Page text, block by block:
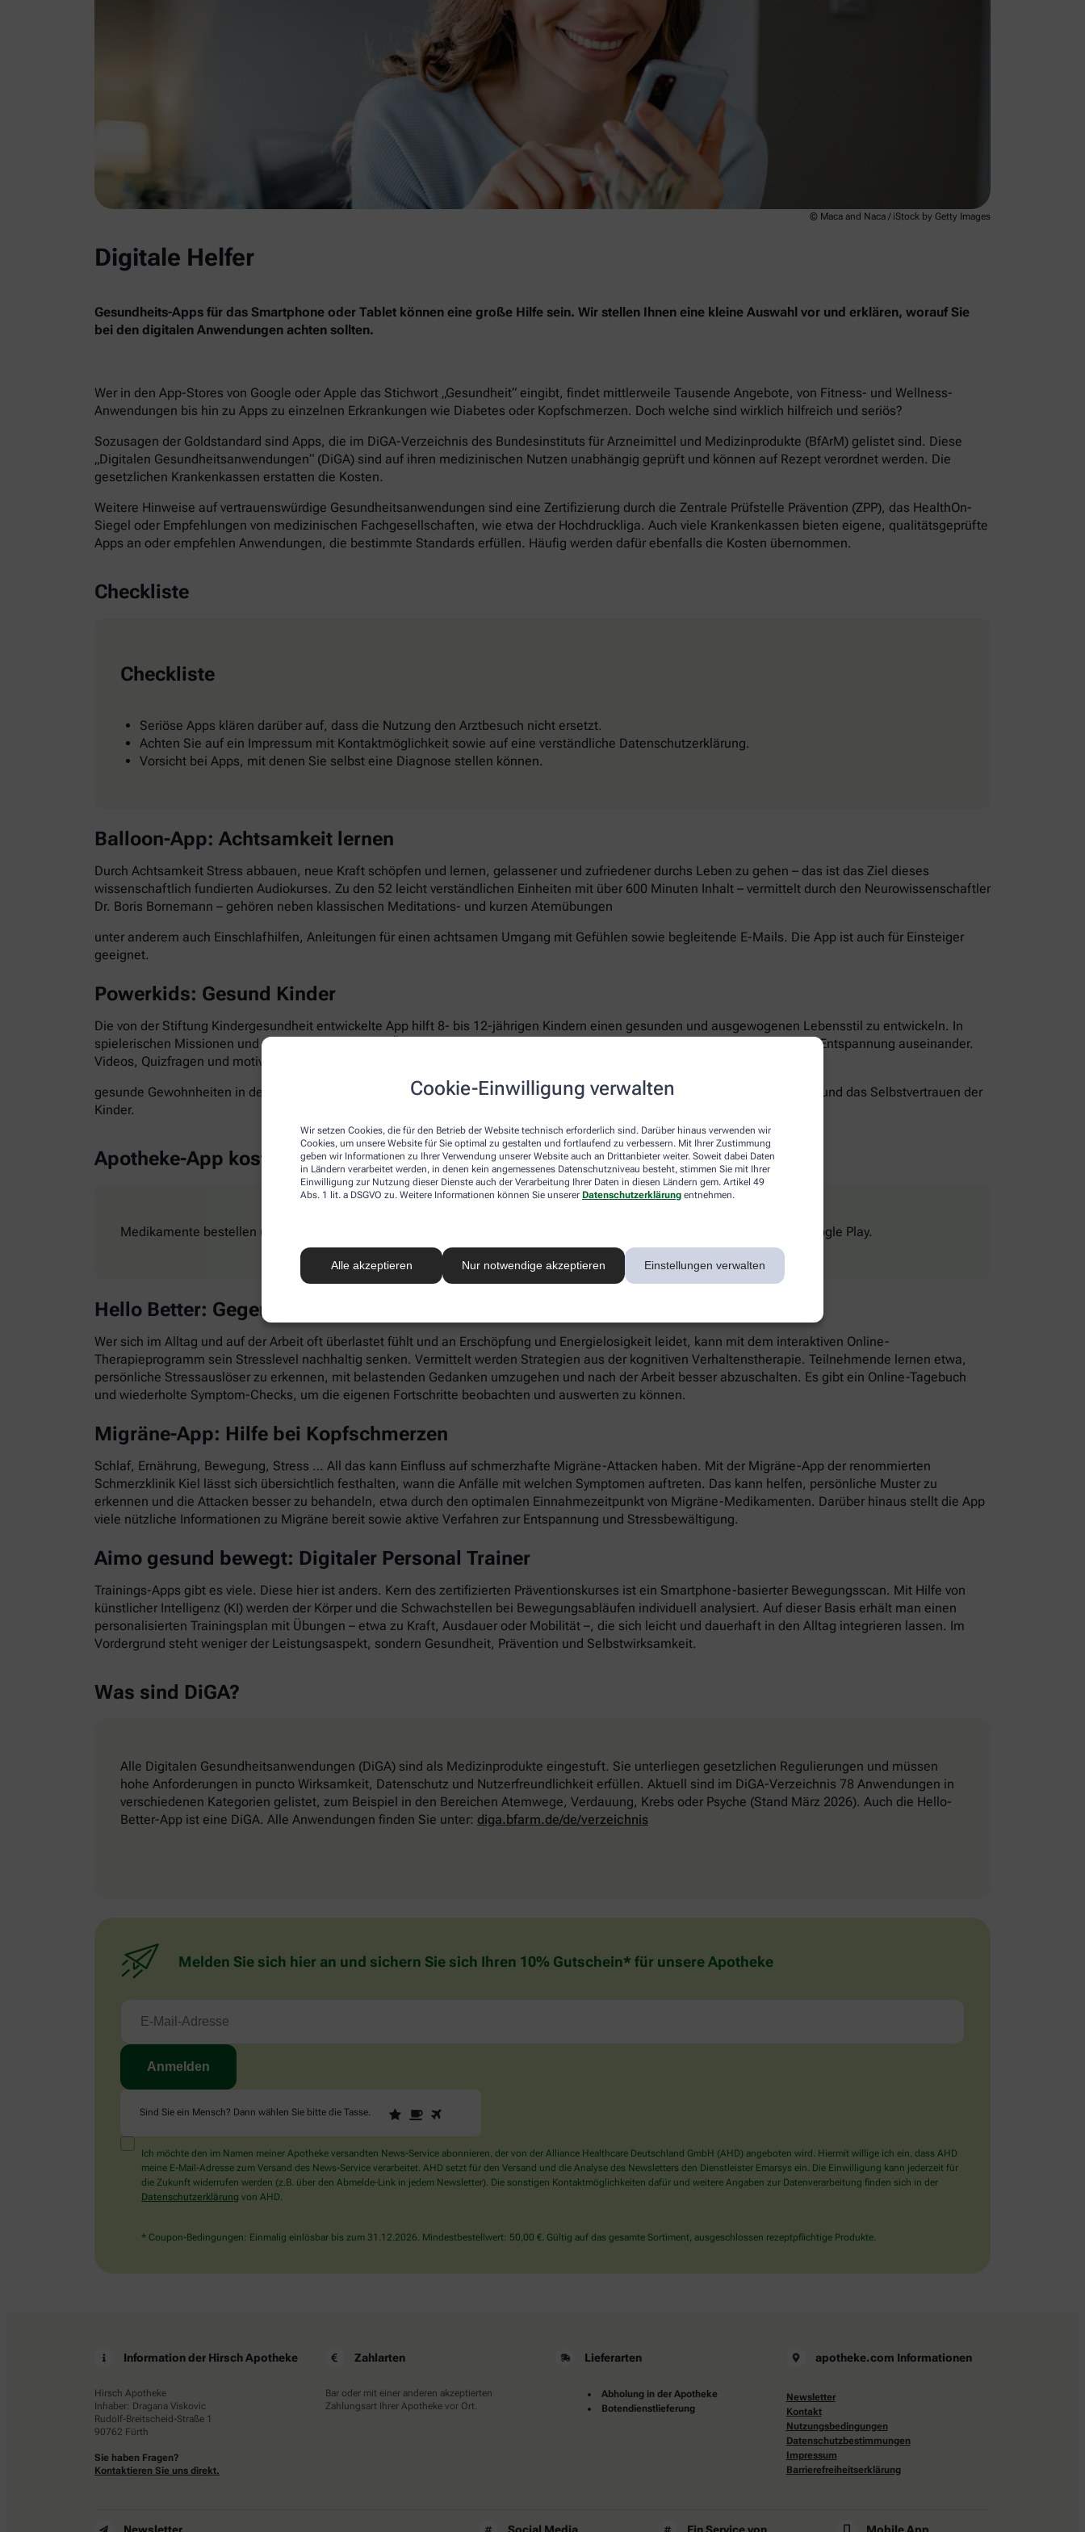
Cookie-Einwilligung verwalten
Wir setzen Cookies, die für den Betrieb der Website technisch erforderlich sind. Darüber hinaus verwenden wir
Cookies, um unsere Website für Sie optimal zu gestalten und fortlaufend zu verbessern. Mit Ihrer Zustimmung
geben wir Informationen zu Ihrer Verwendung unserer Website auch an Drittanbieter weiter. Soweit dabei Daten
in Ländern verarbeitet werden, in denen kein angemessenes Datenschutzniveau besteht, stimmen Sie mit Ihrer
Einwilligung zur Nutzung dieser Dienste auch der Verarbeitung Ihrer Daten in diesen Ländern gem. Artikel 49
Abs. 1 lit. a DSGVO zu. Weitere Informationen können Sie unserer Datenschutzerklärung entnehmen.
Alle akzeptieren Nur notwendige akzeptieren Einstellungen verwalten
© Maca and Naca / iStock by Getty Images
Digitale Helfer
Gesundheits-Apps für das Smartphone oder Tablet können eine große Hilfe sein. Wir stellen Ihnen eine kleine Auswahl vor und erklären, worauf Sie
bei den digitalen Anwendungen achten sollten.
Wer in den App-Stores von Google oder Apple das Stichwort „Gesundheit“ eingibt, findet mittlerweile Tausende Angebote, von Fitness- und Wellness-
Anwendungen bis hin zu Apps zu einzelnen Erkrankungen wie Diabetes oder Kopfschmerzen. Doch welche sind wirklich hilfreich und seriös?
Sozusagen der Goldstandard sind Apps, die im DiGA-Verzeichnis des Bundesinstituts für Arzneimittel und Medizinprodukte (BfArM) gelistet sind. Diese
„Digitalen Gesundheitsanwendungen“ (DiGA) sind auf ihren medizinischen Nutzen unabhängig geprüft und können auf Rezept verordnet werden. Die
gesetzlichen Krankenkassen erstatten die Kosten.
Weitere Hinweise auf vertrauenswürdige Gesundheitsanwendungen sind eine Zertifizierung durch die Zentrale Prüfstelle Prävention (ZPP), das HealthOn-
Siegel oder Empfehlungen von medizinischen Fachgesellschaften, wie etwa der Hochdruckliga. Auch viele Krankenkassen bieten eigene, qualitätsgeprüfte
Apps an oder empfehlen Anwendungen, die bestimmte Standards erfüllen. Häufig werden dafür ebenfalls die Kosten übernommen.
Checkliste
Checkliste
Seriöse Apps klären darüber auf, dass die Nutzung den Arztbesuch nicht ersetzt.
Achten Sie auf ein Impressum mit Kontaktmöglichkeit sowie auf eine verständliche Datenschutzerklärung.
Vorsicht bei Apps, mit denen Sie selbst eine Diagnose stellen können.
Balloon-App: Achtsamkeit lernen
Durch Achtsamkeit Stress abbauen, neue Kraft schöpfen und lernen, gelassener und zufriedener durchs Leben zu gehen – das ist das Ziel dieses
wissenschaftlich fundierten Audiokurses. Zu den 52 leicht verständlichen Einheiten mit über 600 Minuten Inhalt – vermittelt durch den Neurowissenschaftler
Dr. Boris Bornemann – gehören neben klassischen Meditations- und kurzen Atemübungen
unter anderem auch Einschlafhilfen, Anleitungen für einen achtsamen Umgang mit Gefühlen sowie begleitende E-Mails. Die App ist auch für Einsteiger
geeignet.
Powerkids: Gesund Kinder
Die von der Stiftung Kindergesundheit entwickelte App hilft 8- bis 12-jährigen Kindern einen gesunden und ausgewogenen Lebensstil zu entwickeln. In
spielerischen Missionen und abwechslungsreichen Übungen setzen sie sich aktiv mit den Themen Bewegung, Ernährung und Entspannung auseinander.
Videos, Quizfragen und motivierende Aufgaben laden dazu ein, Neues auszuprobieren und
gesunde Gewohnheiten in den Alltag zu integrieren. Gleichzeitig fördert die App die Selbstwahrnehmung, Eigenverantwortung und das Selbstvertrauen der
Kinder.
Apotheke-App kostenlos
Medikamente bestellen und Rezepte ganz einfach digital einlösen: Die apotheke.com-App gibt’s im App Store und bei Google Play.
Hello Better: Gegen Stress & Burnout
Wer sich im Alltag und auf der Arbeit oft überlastet fühlt und an Erschöpfung und Energielosigkeit leidet, kann mit dem interaktiven Online-
Therapieprogramm sein Stresslevel nachhaltig senken. Vermittelt werden Strategien aus der kognitiven Verhaltenstherapie. Teilnehmende lernen etwa,
persönliche Stressauslöser zu erkennen, mit belastenden Gedanken umzugehen und nach der Arbeit besser abzuschalten. Es gibt ein Online-Tagebuch
und wiederholte Symptom-Checks, um die eigenen Fortschritte beobachten und auswerten zu können.
Migräne-App: Hilfe bei Kopfschmerzen
Schlaf, Ernährung, Bewegung, Stress … All das kann Einfluss auf schmerzhafte Migräne-Attacken haben. Mit der Migräne-App der renommierten
Schmerzklinik Kiel lässt sich übersichtlich festhalten, wann die Anfälle mit welchen Symptomen auftreten. Das kann helfen, persönliche Muster zu
erkennen und die Attacken besser zu behandeln, etwa durch den optimalen Einnahmezeitpunkt von Migräne-Medikamenten. Darüber hinaus stellt die App
viele nützliche Informationen zu Migräne bereit sowie aktive Verfahren zur Entspannung und Stressbewältigung.
Aimo gesund bewegt: Digitaler Personal Trainer
Trainings-Apps gibt es viele. Diese hier ist anders. Kern des zertifizierten Präventionskurses ist ein Smartphone-basierter Bewegungsscan. Mit Hilfe von
künstlicher Intelligenz (KI) werden der Körper und die Schwachstellen bei Bewegungsabläufen individuell analysiert. Auf dieser Basis erhält man einen
personalisierten Trainingsplan mit Übungen – etwa zu Kraft, Ausdauer oder Mobilität –, die sich leicht und dauerhaft in den Alltag integrieren lassen. Im
Vordergrund steht weniger der Leistungsaspekt, sondern Gesundheit, Prävention und Selbstwirksamkeit.
Was sind DiGA?
Alle Digitalen Gesundheitsanwendungen (DiGA) sind als Medizinprodukte eingestuft. Sie unterliegen gesetzlichen Regulierungen und müssen
hohe Anforderungen in puncto Wirksamkeit, Datenschutz und Nutzerfreundlichkeit erfüllen. Aktuell sind im DiGA-Verzeichnis 78 Anwendungen in
verschiedenen Kategorien gelistet, zum Beispiel in den Bereichen Atemwege, Verdauung, Krebs oder Psyche (Stand März 2026). Auch die Hello-
Better-App ist eine DiGA. Alle Anwendungen finden Sie unter: diga.bfarm.de/de/verzeichnis
Melden Sie sich hier an und sichern Sie sich Ihren 10% Gutschein* für unsere Apotheke
Sind Sie ein Mensch? Dann wählen Sie bitte die Tasse.
Sind
Sie
Mensch?
Dann
wählen
Tasse.
1 2
Ich möchte den im Namen meiner Apotheke versandten News-Service abonnieren, der von der Alliance Healthcare Deutschland GmbH (AHD) angeboten wird. Hiermit willige ich ein, dass AHD
meine E-Mail-Adresse zum Versand des News-Service verarbeitet. AHD setzt für den Versand und die Analyse des Newsletters den Dienstleister Emarsys ein. Die Einwilligung kann jederzeit für
die Zukunft widerrufen werden (z.B. über den Abmelde-Link in jedem Newsletter). Die sonstigen Kontaktmöglichkeiten dafür und weitere Angaben zur Datenverarbeitung finden sich in der
Datenschutzerklärung von AHD.
* Coupon-Bedingungen: Einmalig einlösbar bis zum 31.12.2026. Mindestbestellwert: 50,00 €. Gültig auf das gesamte Sortiment, ausgeschlossen rezeptpflichtige Produkte.
Information der Hirsch Apotheke
Hirsch Apotheke
Inhaber: Dragana Viskovic
Rudolf-Breitscheid-Straße 1
90762 Fürth
Sie haben Fragen?
Kontaktieren Sie uns direkt.
Zahlarten
Bar oder mit einer anderen akzeptierten
Zahlungsart Ihrer Apotheke vor Ort.
Lieferarten
Abholung in der Apotheke
Botendienstlieferung
apotheke.com Informationen
Newsletter
Kontakt
Nutzungsbedingungen
Datenschutzbestimmungen
Impressum
Barrierefreiheitserklärung